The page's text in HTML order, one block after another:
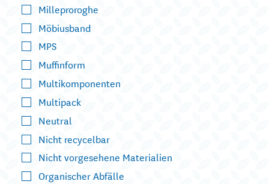
Milleproroghe
Möbiusband
MPS
Muffinform
Multikomponenten
Multipack
Neutral
Nicht recycelbar
Nicht vorgesehene Materialien
Organischer Abfälle